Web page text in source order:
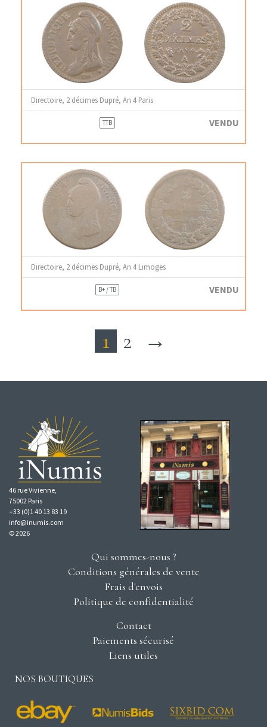
Directoire, 2 décimes Dupré, An 4 Paris
TTB VENDU
Directoire, 2 décimes Dupré, An 4 Limoges
B+ / TB VENDU
1 2 →
46 rue Vivienne,
75002 Paris
+33 (0)1 40 13 83 19
info@inumis.com
© 2026
Qui sommes-nous ?
Conditions générales de vente
Frais d'envois
Politique de confidentialité
Contact
Paiements sécurisé
Liens utiles
NOS BOUTIQUES